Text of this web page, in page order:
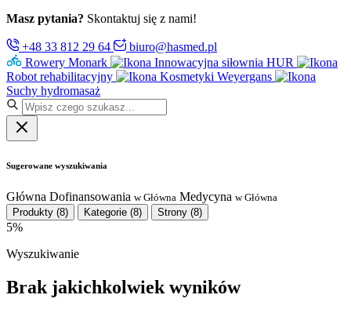
Masz pytania? Skontaktuj się z nami!
+48 33 812 29 64
biuro@hasmed.pl
Rowery Monark
Innowacyjna siłownia HUR
Robot rehabilitacyjny
Kosmetyki Weyergans
Suchy hydromasaż
Sugerowane wyszukiwania
Główna Dofinansowania w Główna Medycyna w Główna
Produkty (8) Kategorie (8) Strony (8)
5%
Wyszukiwanie
Brak jakichkolwiek wyników